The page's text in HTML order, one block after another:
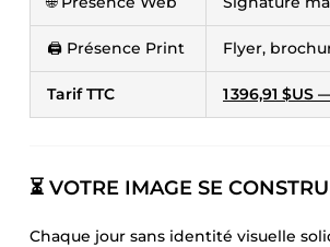
🖨️ Présence Print Flyer,
Tarif TTC 1 396,91 $US
⏳ VOTRE IMAGE SE
Chaque jour sans identité visuelle